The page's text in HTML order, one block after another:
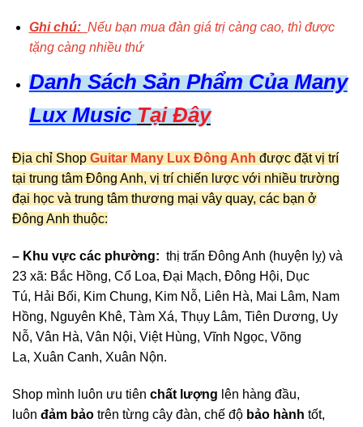
Ghi chú: Nếu bạn mua đàn giá trị càng cao, thì được
tặng càng nhiều thứ
Danh Sách Sản Phẩm Của Many
Lux Music Tại Đây
Địa chỉ Shop Guitar Many Lux Đông Anh được đặt vị trí
tại trung tâm Đông Anh, vị trí chiến lược với nhiều trường
đại học và trung tâm thương mại vây quay, các bạn ở
Đông Anh thuộc:
– Khu vực các phường: thị trấn Đông Anh (huyện lỵ) và
23 xã: Bắc Hồng, Cổ Loa, Đại Mạch, Đông Hội, Dục
Tú, Hải Bối, Kim Chung, Kim Nỗ, Liên Hà, Mai Lâm, Nam
Hồng, Nguyên Khê, Tàm Xá, Thụy Lâm, Tiên Dương, Uy
Nỗ, Vân Hà, Vân Nội, Việt Hùng, Vĩnh Ngọc, Võng
La, Xuân Canh, Xuân Nộn.
Shop mình luôn ưu tiên chất lượng lên hàng đầu,
luôn đảm bảo trên từng cây đàn, chế độ bảo hành tốt,